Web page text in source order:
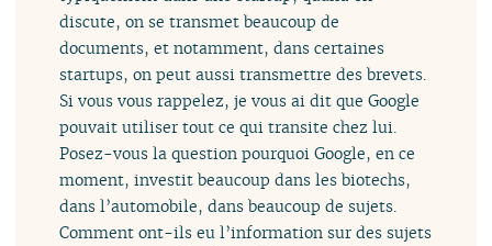
discute, on se transmet beaucoup de
documents, et notamment, dans certaines
startups, on peut aussi transmettre des brevets.
Si vous vous rappelez, je vous ai dit que Google
pouvait utiliser tout ce qui transite chez lui.
Posez-vous la question pourquoi Google, en ce
moment, investit beaucoup dans les biotechs,
dans l’automobile, dans beaucoup de sujets.
Comment ont-ils eu l’information sur des sujets